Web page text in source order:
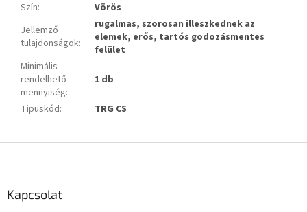
Szín:
Vörös
Jellemző
tulajdonságok:
rugalmas, szorosan illeszkednek az
elemek, erős, tartós godozásmentes
felület
Minimális
rendelhető
mennyiség:
1 db
Tipuskód: TRG CS
Kapcsolat